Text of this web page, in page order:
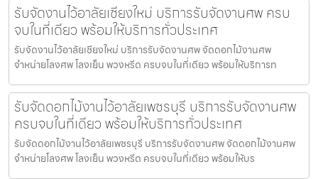
รับจัดงานไว้อาลัยเชียงใหม่ บริการรับจัดงานศพ ครบ
จบในที่เดียว พร้อมให้บริการทั่วประเทศ
รับจัดงานไว้อาลัยเชียงใหม่ บริการรับจัดงานศพ จัดดอกไม้งานศพ
จำหน่ายโลงศพ โลงเย็น พวงหรีด ครบจบในที่เดียว พร้อมให้บริการท
รับจัดดอกไม้งานไว้อาลัยเพชรบุรี บริการรับจัดงานศพ
ครบจบในที่เดียว พร้อมให้บริการทั่วประเทศ
รับจัดดอกไม้งานไว้อาลัยเพชรบุรี บริการรับจัดงานศพ จัดดอกไม้งานศพ
จำหน่ายโลงศพ โลงเย็น พวงหรีด ครบจบในที่เดียว พร้อมให้บร